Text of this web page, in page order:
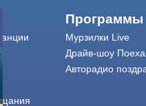
Программы
Мурзилки Live
Драйв-шоу
Авторадио